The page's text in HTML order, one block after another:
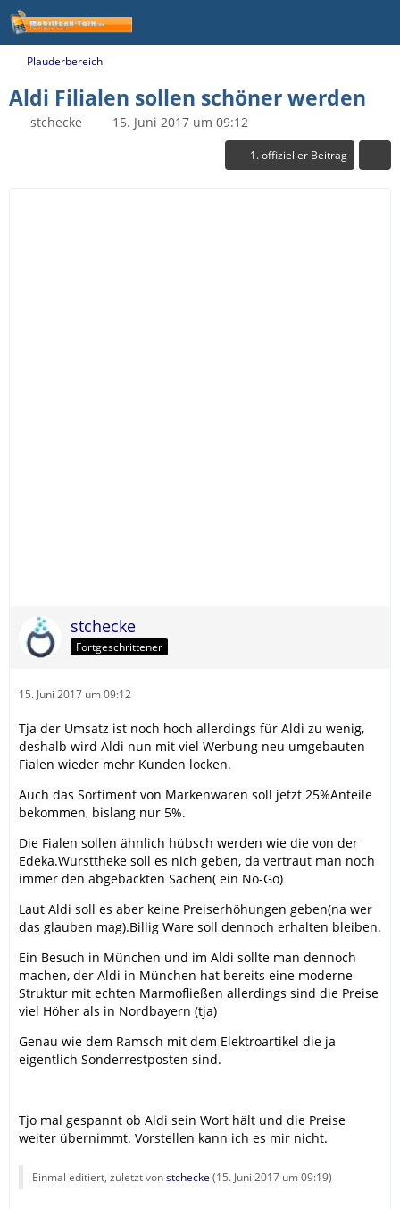
Plauderbereich
Aldi Filialen sollen schöner werden
stchecke 15. Juni 2017 um 09:12
1. offizieller Beitrag
stchecke
Fortgeschrittener
15. Juni 2017 um 09:12
Tja der Umsatz ist noch hoch allerdings für Aldi zu wenig,
deshalb wird Aldi nun mit viel Werbung neu umgebauten
Fialen wieder mehr Kunden locken.
Auch das Sortiment von Markenwaren soll jetzt 25%Anteile
bekommen, bislang nur 5%.
Die Fialen sollen ähnlich hübsch werden wie die von der
Edeka.Wursttheke soll es nich geben, da vertraut man noch
immer den abgebackten Sachen( ein No-Go)
Laut Aldi soll es aber keine Preiserhöhungen geben(na wer
das glauben mag).Billig Ware soll dennoch erhalten bleiben.
Ein Besuch in München und im Aldi sollte man dennoch
machen, der Aldi in München hat bereits eine moderne
Struktur mit echten Marmofließen allerdings sind die Preise
viel Höher als in Nordbayern (tja)
Genau wie dem Ramsch mit dem Elektroartikel die ja
eigentlich Sonderrestposten sind.
Tjo mal gespannt ob Aldi sein Wort hält und die Preise
weiter übernimmt. Vorstellen kann ich es mir nicht.
Einmal editiert, zuletzt vonstchecke (15. Juni 2017 um 09:19)